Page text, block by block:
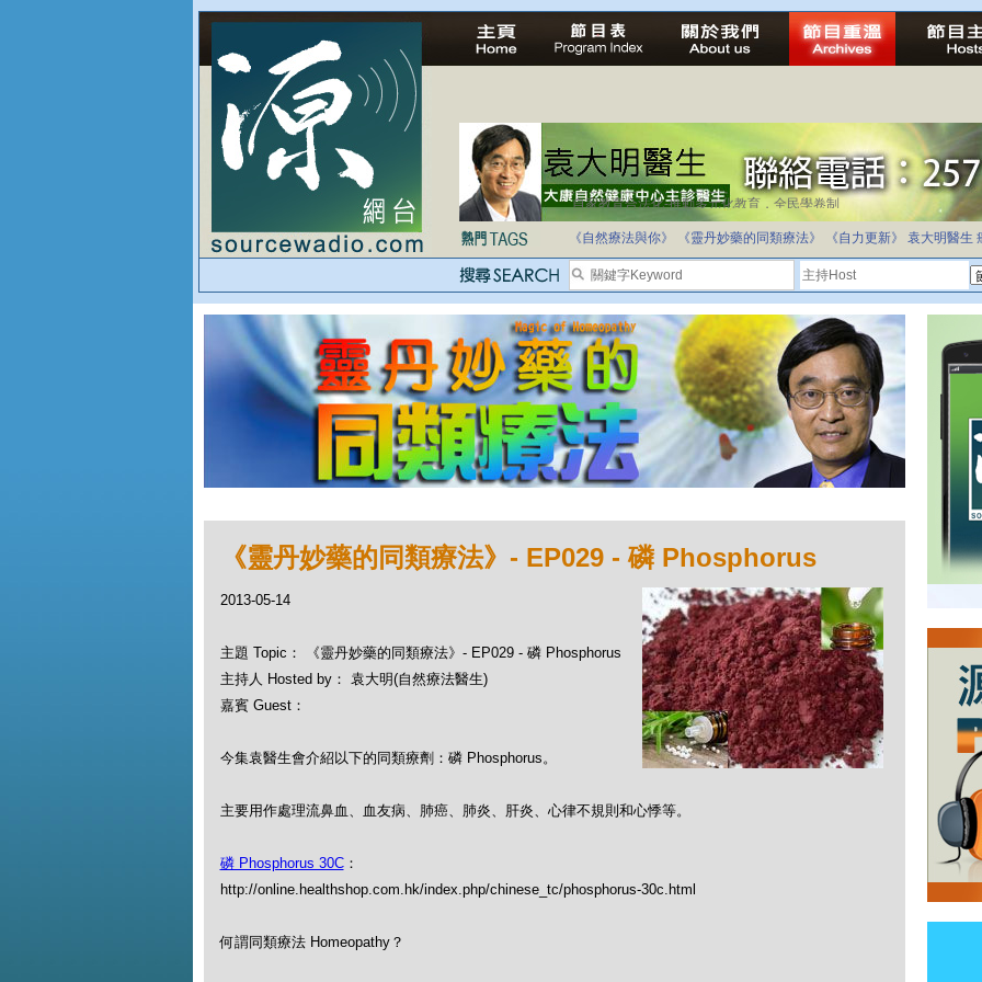
自家教育合法化-推動多元化教育，全民學卷制
《自然療法與你》 《靈丹妙藥的同類療法》 《自力更新》 袁大明醫生
《靈丹妙藥的同類療法》- EP029 - 磷 Phosphorus
2013-05-14
主題 Topic： 《靈丹妙藥的同類療法》- EP029 - 磷 Phosphorus
主持人 Hosted by： 袁大明(自然療法醫生)
嘉賓 Guest：
今集袁醫生會介紹以下的同類療劑：磷 Phosphorus。
主要用作處理流鼻血、血友病、肺癌、肺炎、肝炎、心律不規則和心悸等。
磷 Phosphorus 30C：
http://online.healthshop.com.hk/index.php/chinese_tc/phosphorus-30c.html
何謂同類療法 Homeopathy？